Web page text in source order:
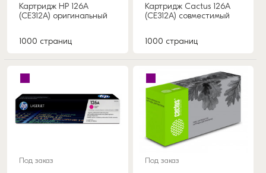
Картридж HP 126А
(CE312A) оригинальный
1000 страниц
Картридж Cactus 126А
(CE312A) совместимый
1000 страниц
Под заказ Под заказ